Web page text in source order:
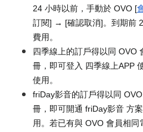
24 小時以前，手動於 OVO [
訂閱] → [確認取消]。到期前
費用。
四季線上的訂戶得以同 OVO
冊，即可登入 四季線上APP
使用。
friDay影音的訂戶得以同
冊，即可開通 friDay影音 方
用。若已有與 OVO 會員相